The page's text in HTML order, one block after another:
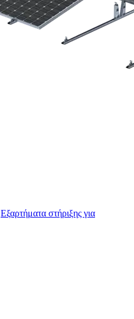
Εξαρτήματα στήριξης για